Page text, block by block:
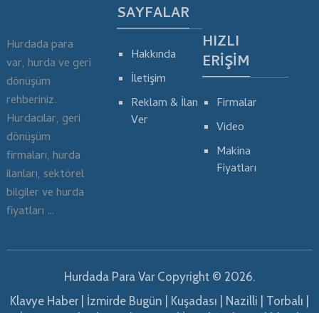
Hurdada para
var, hurda ve geri
dönüşüm
rehberiniz.
Hurdacılar, geri
dönüşüm
firmaları, hurda
ilanları, sektörel
bilgiler ve hurda
fiyatları …
SAYFALAR
Hakkında
İletişim
Reklam & İlan
Ver
HIZLI
ERIŞIM
Firmalar
Video
Makina
Fiyatları
Hurdada Para VarCopyright © 2026.
Klavye Haber| İzmirde Bugün Kuşadası Nazilli Torbalı